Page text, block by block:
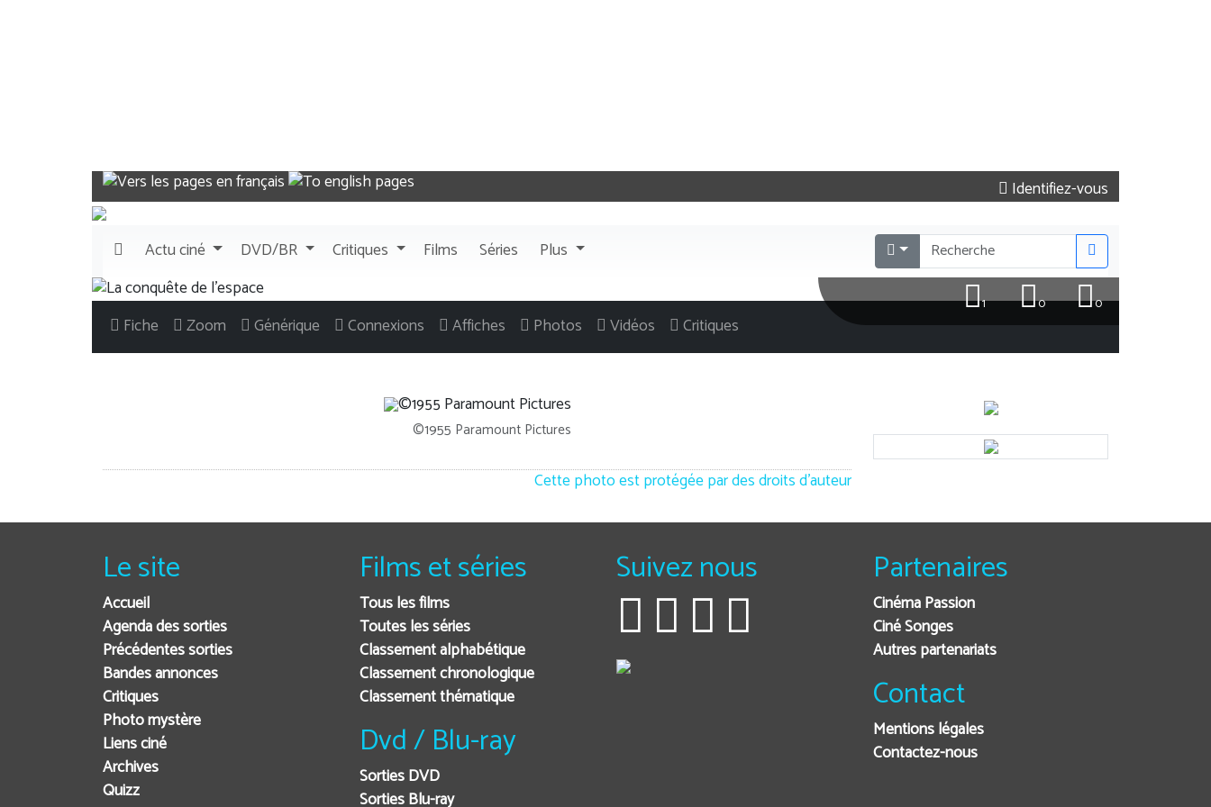
Identifiez-vous
Actuciné DVD/BR Critiques Films Séries Plus
0
0
1
Fiche Zoom Générique Connexions Affiches Photos Vidéos Critiques
©1955 Paramount Pictures
Cette photo est protégée par des droits d'auteur
Le site
Accueil
Agenda des sorties
Précédentes sorties
Bandes annonces
Critiques
Photo mystère
Liens ciné
Archives
Quizz
Films et séries
Tous les films
Toutes les séries
Classement alphabétique
Classement chronologique
Classement thématique
Dvd / Blu-ray
Sorties DVD
Sorties Blu-ray
Suivez nous Partenaires
Cinéma Passion
Ciné Songes
Autres partenariats
Contact
Mentions légales
Contactez-nous